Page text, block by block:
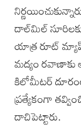
దాల్‌మిల్
యాత్ర రూట్
మద్యం రవాణాకు
కిలోమీటర్
ప్రత్యేకంగా
దాచిపెట్టారు.